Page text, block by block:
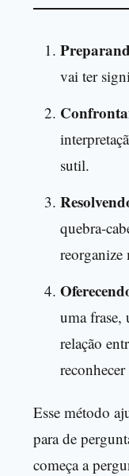
vai ter
sutil.
quebra-
reorganize
uma
relação
Esse método
para de
começa a